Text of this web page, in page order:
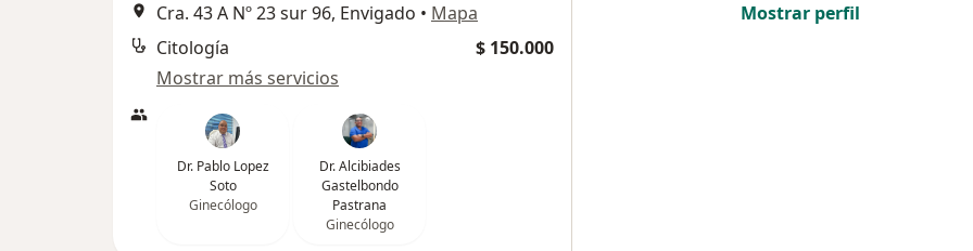
Cra. 43 A Nº 23 sur 96, Envigado • Mapa
Citología
$ 150.000
Mostrar más servicios
Dr. Pablo Lopez
Soto
Ginecólogo
Dr. Alcibiades
Gastelbondo
Pastrana
Ginecólogo
Mostrar perfil